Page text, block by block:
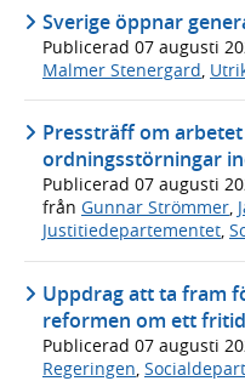
Sverige öppnar
Publicerad 07 augusti
Malmer Stenergard
Pressträff om
ordningsstörningar
Publicerad 07 augusti
från Gunnar Strömmer,
Justitiedepartementet,
Uppdrag att ta fram
reformen om ett
Publicerad 07 augusti
Regeringen,